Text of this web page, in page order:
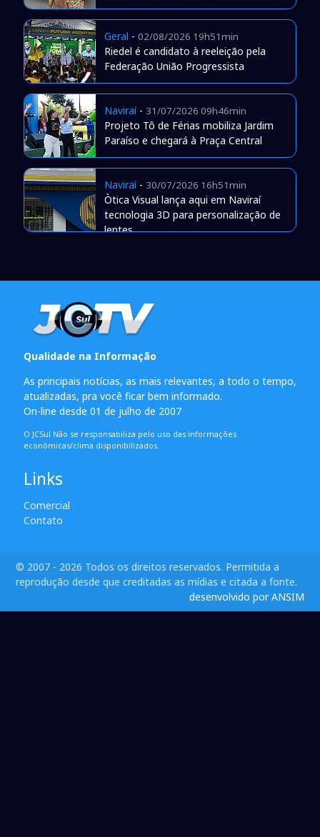
Geral - 02/08/2026 19h51min
Riedel é candidato à reeleição pela
Federação União Progressista
Naviraí- 31/07/2026 09h46min
Projeto Tô de Férias mobiliza Jardim
Paraíso e chegará à Praça Central
Naviraí- 30/07/2026 16h51min
Òtica Visual lança aqui em Naviraí
tecnologia 3D para personalização de
lentes
Qualidade na Informação
As principais notícias, as mais relevantes, a todo o tempo,
atualizadas, pra você ficar bem informado.
On-line desde 01 de julho de 2007
O JCSul Não se responsabiliza pelo uso das informações
econômicas/clima disponibilizados.
Links
Comercial
Contato
© 2007 - 2026 Todos os direitos reservados. Permitida a
reprodução desde que creditadas as mídias e citada a fonte.
desenvolvido por ANSIM